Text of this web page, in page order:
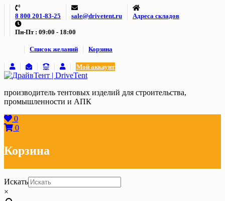
Skip
content
8 800 201-83-25 sale@drivetent.ru Адреса складов
Пн-Пт : 09:00 - 18:00
Список желаний Корзина
Мой аккаунт
производитель тентовых изделий для строительства,
промышленности и АПК
0
0
Корзина
Искать
×